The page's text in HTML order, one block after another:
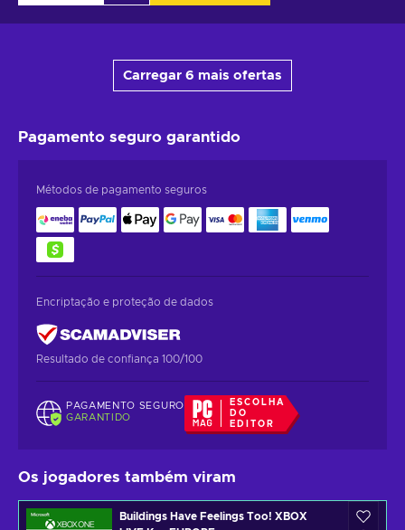
Carregar 6 mais ofertas
Pagamento seguro garantido
Métodos de pagamento seguros
Encriptação e proteção de dados
Resultado de confiança 100/100
PAGAMENTO SEGURO
GARANTIDO
ESCOLHA
DO
EDITOR
Os jogadores também viram
Buildings Have Feelings Too! XBOX